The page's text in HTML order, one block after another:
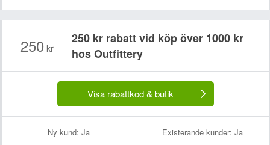
250 kr
250 kr rabatt vid köp över 1000 kr
hos Outfittery
Visa rabattkod & butik
Ny kund: Ja Existerande kunder: Ja